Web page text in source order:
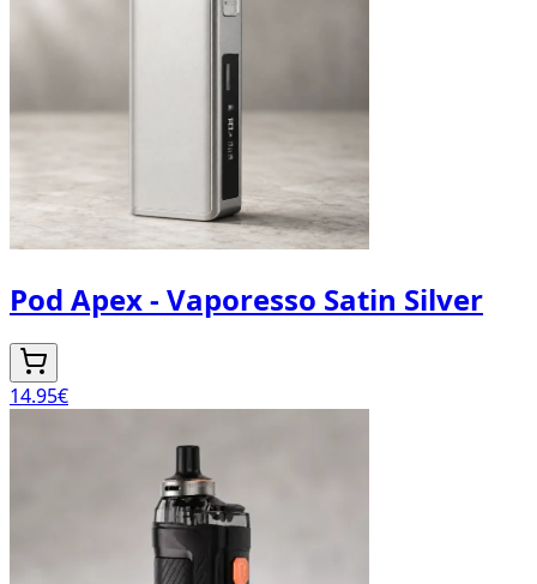
Pod Apex - Vaporesso Satin Silver
14.95€